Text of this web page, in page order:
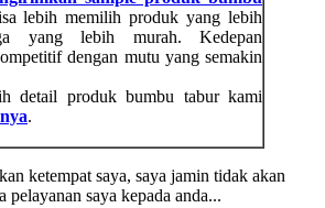
lebih memilih produk yang lebih
yang lebih murah. Kedepan
dengan mutu yang semakin
detail produk bumbu tabur kami
.
ketempat saya, saya jamin tidak akan
pelayanan saya kepada anda...